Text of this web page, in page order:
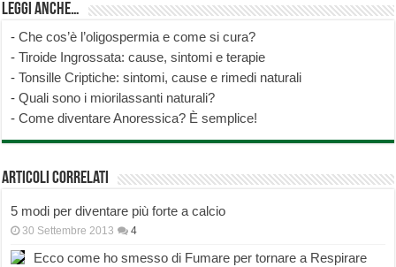
Leggi anche…
-Che cos’è l’oligospermia e come si cura?
-Tiroide Ingrossata: cause, sintomi e terapie
-Tonsille Criptiche: sintomi, cause e rimedi naturali
-Quali sono i miorilassanti naturali?
-Come diventare Anoressica? È semplice!
Articoli correlati
5 modi per diventare più forte a calcio
30 Settembre 2013 4
Ecco come ho smesso di Fumare per tornare a Respirare